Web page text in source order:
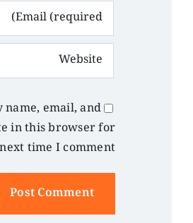
name, email, and
in this browser for
time I comment.